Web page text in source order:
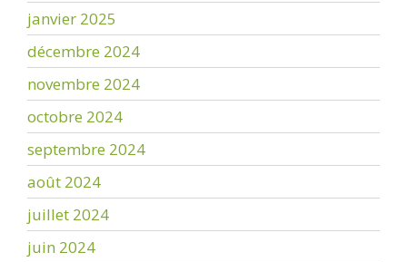
janvier 2025
décembre 2024
novembre 2024
octobre 2024
septembre 2024
août 2024
juillet 2024
juin 2024